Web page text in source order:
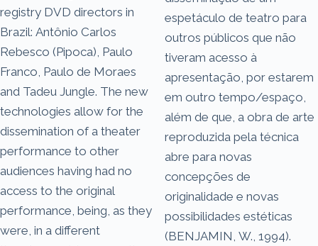
registry DVD directors in
Brazil: Antônio Carlos
Rebesco (Pipoca), Paulo
Franco, Paulo de Moraes
and Tadeu Jungle. The new
technologies allow for the
dissemination of a theater
performance to other
audiences having had no
access to the original
performance, being, as they
were, in a different
espetáculo de teatro para
outros públicos que não
tiveram acesso à
apresentação, por estarem
em outro tempo/espaço,
além de que, a obra de arte
reproduzida pela técnica
abre para novas
concepções de
originalidade e novas
possibilidades estéticas
(BENJAMIN, W., 1994).